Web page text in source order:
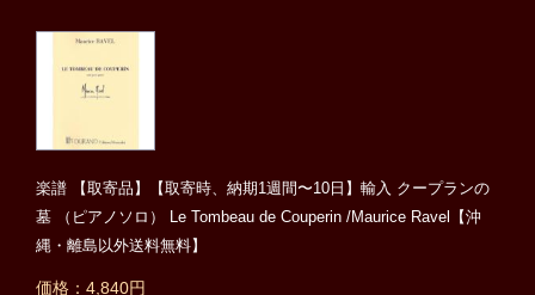
楽譜 【取寄品】【取寄時、納期1週間〜10日】輸入 クープランの
墓 （ピアノソロ） Le Tombeau de Couperin /Maurice Ravel【沖
縄・離島以外送料無料】
価格：4,840円